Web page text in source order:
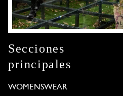
Secciones
principales
WOMENSWEAR